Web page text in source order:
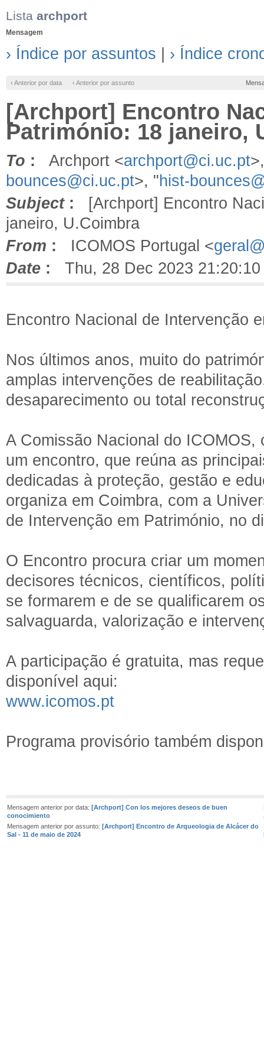
Lista archport
Mensagem
› Índice por assuntos › Índice
‹ Anterior por data ‹ Anterior por assunto
[Archport] Encontro
Património: 18 janeiro,
To : Archport <archport@ci.uc.pt
bounces@ci.uc.pt>, "hist-
Subject: [Archport] Encontro
janeiro, U.Coimbra
From : ICOMOS Portugal <
Date : Thu, 28 Dec 2023 21:20:10
Encontro Nacional de Intervenção
Nos últimos anos, muito do
amplas intervenções de
desaparecimento ou total
A Comissão Nacional do
um encontro, que reúna as
dedicadas à proteção, gestão e
organiza em Coimbra, com a
de Intervenção em Património, no
O Encontro procura criar um
decisores técnicos, científicos,
se formarem e de se qualificarem
salvaguarda, valorização e
A participação é gratuita, mas
disponível aqui:
www.icomos.pt
Programa provisório também
Mensagem anterior por data: [Archport] Con los mejores deseos de buen
conocimiento
Mensagem anterior por assunto: [Archport] Encontro de Arqueologia de Alcácer do
Sal - 11 de maio de 2024